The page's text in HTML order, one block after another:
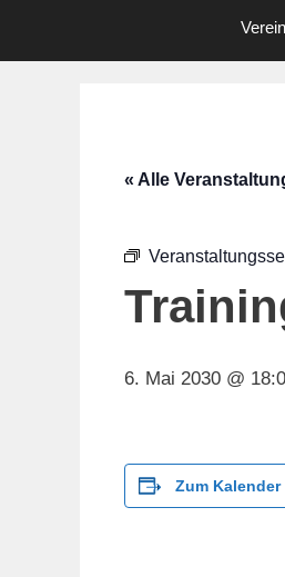
Verein
« Alle
6. Mai 2030 @
Zum